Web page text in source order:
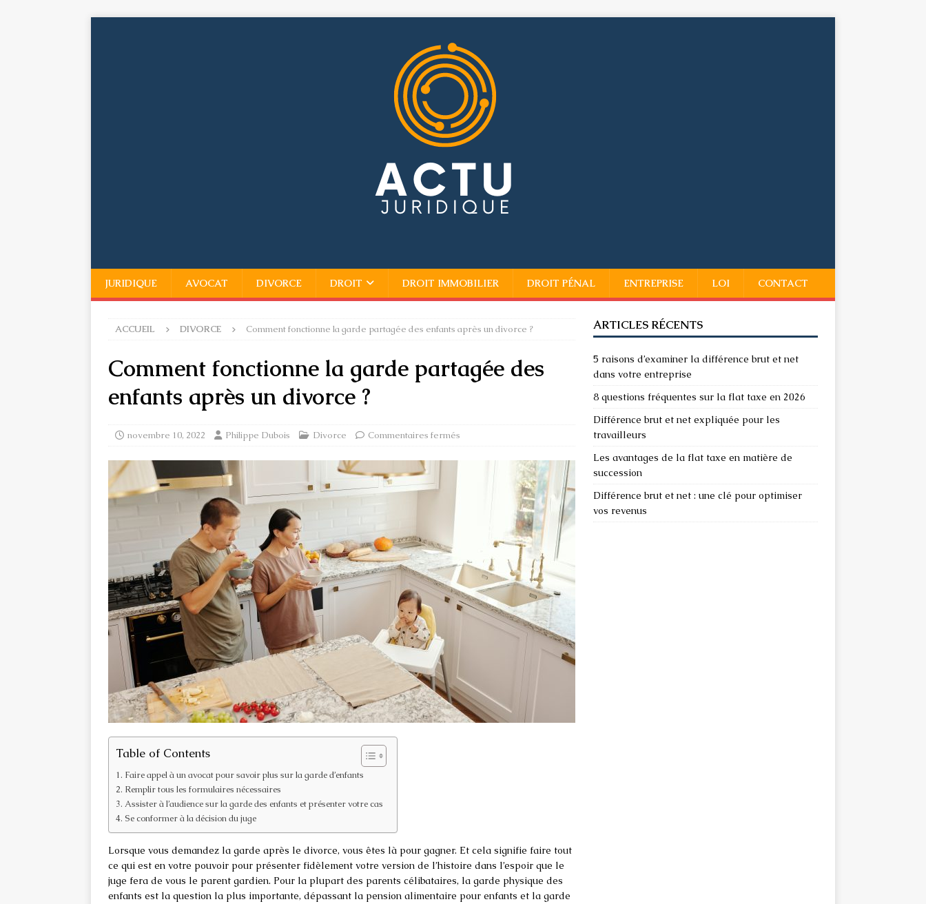
JURIDIQUE AVOCAT DIVORCE DROIT DROIT IMMOBILIER DROIT PÉNAL ENTREPRISE LOI CONTACT
ACCUEIL DIVORCE Comment fonctionne la garde partagée des enfants après un divorce ?
Comment fonctionne la garde partagée des
enfants après un divorce ?
novembre 10, 2022 Philippe Dubois Divorce Commentaires fermés
Table of Contents
Faire appel à un avocat pour savoir plus sur la garde d’enfants
Remplir tous les formulaires nécessaires
Assister à l’audience sur la garde des enfants et présenter votre cas
Se conformer à la décision du juge
Lorsque vous demandez la garde après le divorce, vous êtes là pour gagner. Et cela signifie faire tout
ce qui est en votre pouvoir pour présenter fidèlement votre version de l’histoire dans l’espoir que le
juge fera de vous le parent gardien. Pour la plupart des parents célibataires, la garde physique des
enfants est la question la plus importante, dépassant la pension alimentaire pour enfants et la garde
ARTICLES RÉCENTS
5 raisons d’examiner la différence brut et net
dans votre entreprise
8 questions fréquentes sur la flat taxe en 2026
Différence brut et net expliquée pour les
travailleurs
Les avantages de la flat taxe en matière de
succession
Différence brut et net : une clé pour optimiser
vos revenus